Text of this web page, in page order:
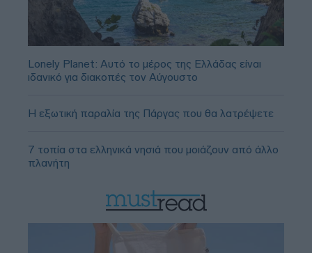
Lonely Planet: Αυτό το μέρος της Ελλάδας είναι
ιδανικό για διακοπές τον Αύγουστο
Η εξωτική παραλία της Πάργας που θα λατρέψετε
7 τοπία στα ελληνικά νησιά που μοιάζουν από άλλο
πλανήτη